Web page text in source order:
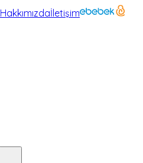
Hakkımızdaİletişim